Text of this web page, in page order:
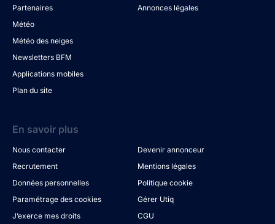
Partenaires
Météo
Météo des neiges
Newsletters BFM
Applications mobiles
Plan du site
Annonces légales
En savoir plus
Nous contacter
Devenir annonceur
Recrutement
Mentions légales
Données personnelles
Politique cookie
Paramétrage des cookies
Gérer Utiq
J’exerce mes droits
CGU